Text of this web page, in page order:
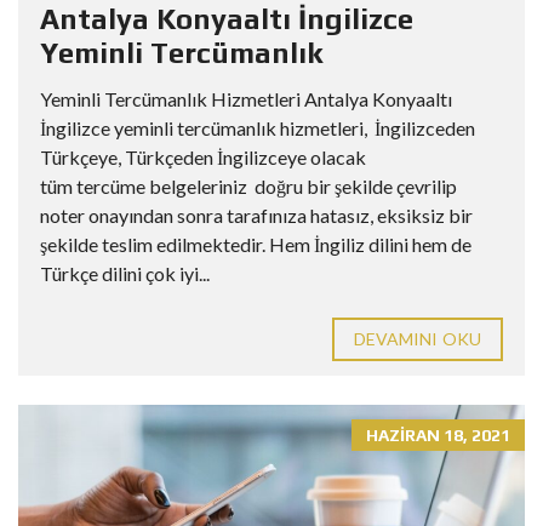
Antalya Konyaaltı İngilizce
Yeminli Tercümanlık
Yeminli Tercümanlık Hizmetleri Antalya Konyaaltı
İngilizce yeminli tercümanlık hizmetleri, İngilizceden
Türkçeye, Türkçeden İngilizceye olacak
tüm tercüme belgeleriniz doğru bir şekilde çevrilip
noter onayından sonra tarafınıza hatasız, eksiksiz bir
şekilde teslim edilmektedir. Hem İngiliz dilini hem de
Türkçe dilini çok iyi...
DEVAMINI OKU
HAZIRAN 18, 2021